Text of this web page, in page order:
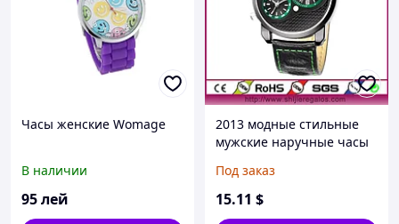
Часы женские Womage
В наличии
95лей
2013 модные стильные
мужские наручные часы
Под заказ
15.11 $